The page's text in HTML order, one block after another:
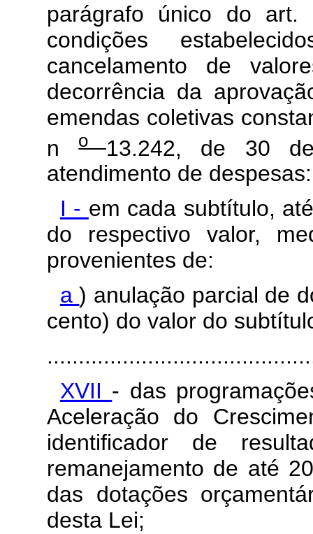
parágrafo único do
condições
cancelamento de
decorrência da
emendas coletivas
no 13.242, de 30
atendimento de despesas:
I - em cada subtítulo,
do respectivo valor,
provenientes de:
a) anulação parcial de
cento) do valor do
XVII - das
Aceleração do
identificador de
remanejamento de até
das dotações
desta Lei;